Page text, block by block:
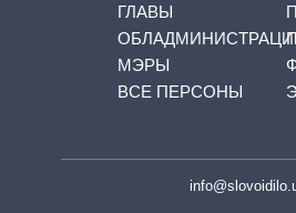
ГЛАВЫ
МЭРЫ
ВСЕ ПЕРСОНЫ